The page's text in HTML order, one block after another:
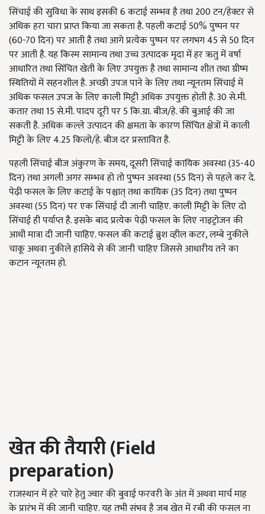
सिंचाई की सुविधा के साथ इसकी 6 कटाई सम्भव है तथा 200 टन/हेक्टर से
अधिक हरा चारा प्राप्त किया जा सकता है. पहली कटाई 50% पुष्पन पर
(60-70 दिन) पर आती है तथा आगे प्रत्येक पुष्पन पर लगभग 45 से 50 दिन
पर आती है. यह किस्म सामान्य तथा उच्च उत्पादक मृदा में हर ऋतु में वर्षा
आधारित तथा सिंचित खेती के लिए उपयुक्त है तथा सामान्य शीत तथा ग्रीष्म
स्थितियों में सहनशील है. अच्छी उपज पाने के लिए तथा न्यूनतम सिंचाई में
अधिक फसल उपज के लिए काली मिट्टी अधिक उपयुक्त होती है. 30 से.मी.
कतार तथा 15 से.मी. पादप दूरी पर 5 कि.ग्रा. बीज/हे. की बुआई की जा
सकती है. अधिक कल्ले उत्पादन की क्षमता के कारण सिंचित क्षेत्रों में काली
मिट्टी के लिए 4.25 किलो/हे. बीज दर प्रस्तावित है.
पहली सिंचाई बीज अंकुरण के समय, दूसरी सिंचाई कायिक अवस्था (35-40
दिन) तथा अगली अगर सम्भव हो तो पुष्पन अवस्था (55 दिन) से पहले कर दे.
पेढ़ी फसल के लिए कटाई के पश्चात् तथा कायिक (35 दिन) तथा पुष्पन
अवस्था (55 दिन) पर एक सिंचाई दी जानी चाहिए. काली मिट्टी के लिए दो
सिंचाई ही पर्याप्त है. इसके बाद प्रत्येक पेढ़ी फसल के लिए नाइट्रोजन की
आधी मात्रा दी जानी चाहिए. फसल की कटाई ब्रुश व्हील कटर, लम्बे नुकीले
चाकू अथवा नुकीले हासिये से की जानी चाहिए जिससे आधारीय तने का
कटान न्यूनतम हो.
खेत की तैयारी(Field
preparation)
राजस्थान में हरे चारे हेतु ज्वार की बुवाई फरवरी के अंत में अथवा मार्च माह
के प्रारंभ में की जानी चाहिए. यह तभी संभव है जब खेत में रबी की फसल ना